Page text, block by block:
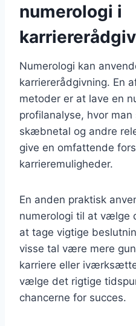
numerologi i
Numerologi kan
karriererådgivning. En
metoder er at lave en
profilanalyse, hvor
skæbnetal og andre
give en omfattende
karrieremuligheder.
En anden praktisk
numerologi til at vælge
at tage vigtige
visse tal være mere
karriere eller
vælge det rigtige
chancerne for succes.